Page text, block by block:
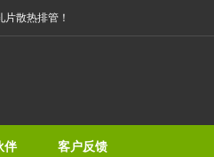
散热排管！
伴 客户反馈